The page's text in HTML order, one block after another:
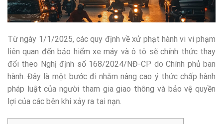
Từ ngày 1/1/2025, các quy định về xử phạt hành vi vi phạm
liên quan đến bảo hiểm xe máy và ô tô sẽ chính thức thay
đổi theo Nghị định số 168/2024/NĐ-CP do Chính phủ ban
hành. Đây là một bước đi nhằm nâng cao ý thức chấp hành
pháp luật của người tham gia giao thông và bảo vệ quyền
lợi của các bên khi xảy ra tai nạn.